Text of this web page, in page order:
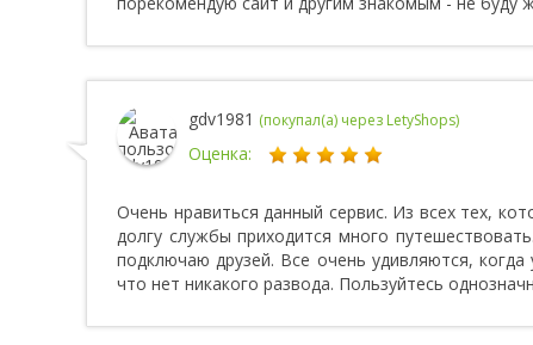
gdv1981 (покупал(а) через LetyShops)
Оценка:
Очень нравиться данный сервис. Из всех тех,
долгу службы приходится много
подключаю друзей. Все очень удивляются,
что нет никакого развода. Пользуйтесь